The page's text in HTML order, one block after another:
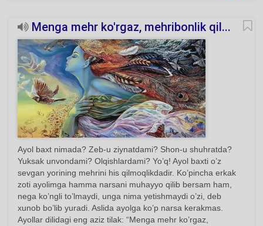
Menga mehr ko'rgaz, mehribonlik qil...
Ayol baxt nimada? Zeb-u ziynatdami? Shon-u shuhratda?
Yuksak unvondami? Olqishlardami? Yo’q! Ayol baxti o’z
sevgan yorining mehrini his qilmoqlikdadir. Ko’pincha erkak
zoti ayolimga hamma narsani muhayyo qilib bersam ham,
nega ko’ngli to’lmaydi, unga nima yetishmaydi o’zi, deb
xunob bo’lib yuradi. Aslida ayolga ko’p narsa kerakmas.
Ayollar dilidagi eng aziz tilak: “Menga mehr ko’rgaz,